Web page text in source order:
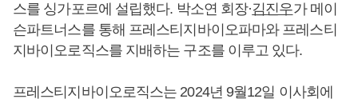
스를 싱가포르에 설립했다. 박소연 회장·김진우가 메이
슨파트너스를 통해 프레스티지바이오파마와 프레스티
지바이오로직스를 지배하는 구조를 이루고 있다.
프레스티지바이오로직스는 2024년 9월12일 이사회에